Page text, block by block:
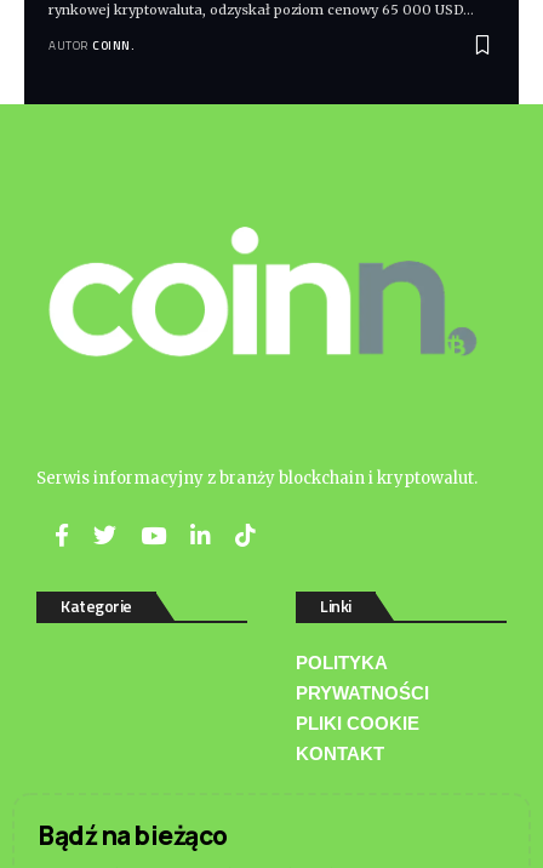
rynkowej kryptowaluta, odzyskał poziom cenowy 65 000 USD…
AUTOR COINN.
Serwis informacyjny z branży blockchain i kryptowalut.
Kategorie Linki
POLITYKA
PRYWATNOŚCI
PLIKI COOKIE
KONTAKT
Bądź na bieżąco